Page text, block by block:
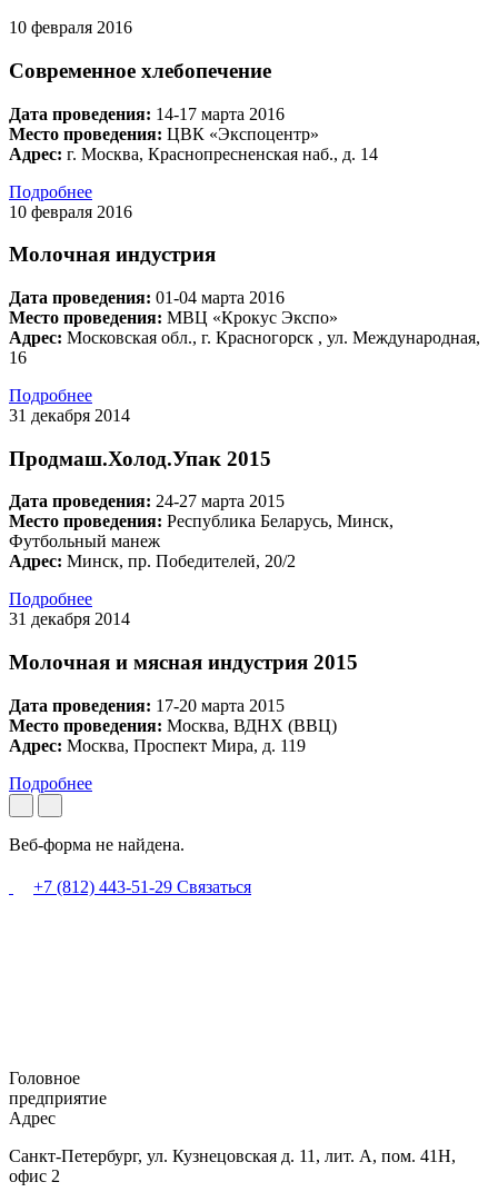
10 февраля 2016
Современное хлебопечение
Дата проведения: 14-17 марта 2016
Место проведения: ЦВК «Экспоцентр»
Адрес: г. Москва, Краснопресненская наб., д. 14
Подробнее
10 февраля 2016
Молочная индустрия
Дата проведения: 01-04 марта 2016
Место проведения: МВЦ «Крокус Экспо»
Адрес: Московская обл., г. Красногорск , ул. Международная,
16
Подробнее
31 декабря 2014
Продмаш.Холод.Упак 2015
Дата проведения: 24-27 марта 2015
Место проведения: Республика Беларусь, Минск,
Футбольный манеж
Адрес: Минск, пр. Победителей, 20/2
Подробнее
31 декабря 2014
Молочная и мясная индустрия 2015
Дата проведения: 17-20 марта 2015
Место проведения: Москва, ВДНХ (ВВЦ)
Адрес: Москва, Проспект Мира, д. 119
Подробнее
Веб-форма не найдена.
+7 (812) 443-51-29 Связаться
Головное
предприятие
Адрес
Санкт-Петербург, ул. Кузнецовская д. 11, лит. А, пом. 41Н,
офис 2